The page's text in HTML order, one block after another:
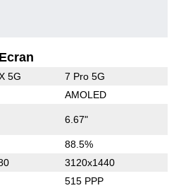
Ecran
5G 7 Pro 5G
AMOLED
6.67"
88.5%
3120x1440
515 PPP